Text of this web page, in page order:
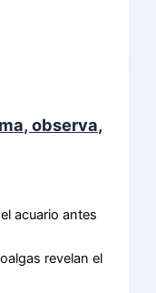
observa,
acuario antes
revelan el